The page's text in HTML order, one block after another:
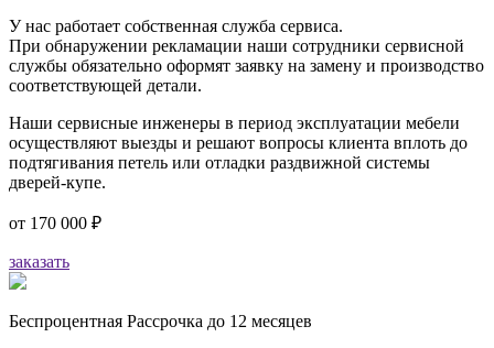
У нас работает собственная служба сервиса.
При обнаружении рекламации наши сотрудники сервисной
службы обязательно оформят заявку на замену и производство
соответствующей детали.
Наши сервисные инженеры в период эксплуатации мебели
осуществляют выезды и решают вопросы клиента вплоть до
подтягивания петель или отладки раздвижной системы
дверей-купе.
от 170 000 ₽
заказать
Беспроцентная Рассрочка до 12 месяцев